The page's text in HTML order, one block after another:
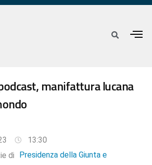
manifattura lucana
13:30
di
Presidenza della Giunta e